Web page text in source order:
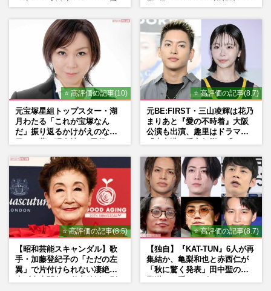
マン長男・櫻井海音だった
⭐ 高評価の記事(10)
元宝塚星組トップスター・湖
月わたる「これが宝塚なん
だ」振り返るかけがえのない
⭐ 高評価の記事(8.7)
元BE:FIRST・三山凌輝は花乃
まりあと『愛の不時着』大阪
公演も出演、趣里はドラマ
⭐ 高評価の記事(8.5)
【昭和芸能スキャンダル】歌
手・加藤登紀子の「ただの左
翼」で片付けられない凄絶半
⭐ 高評価の記事(8.7)
【独自】『KAT-TUN』6人が再
集結か、亀梨和也と赤西仁が
「秋に驚く発表」田中聖の刑